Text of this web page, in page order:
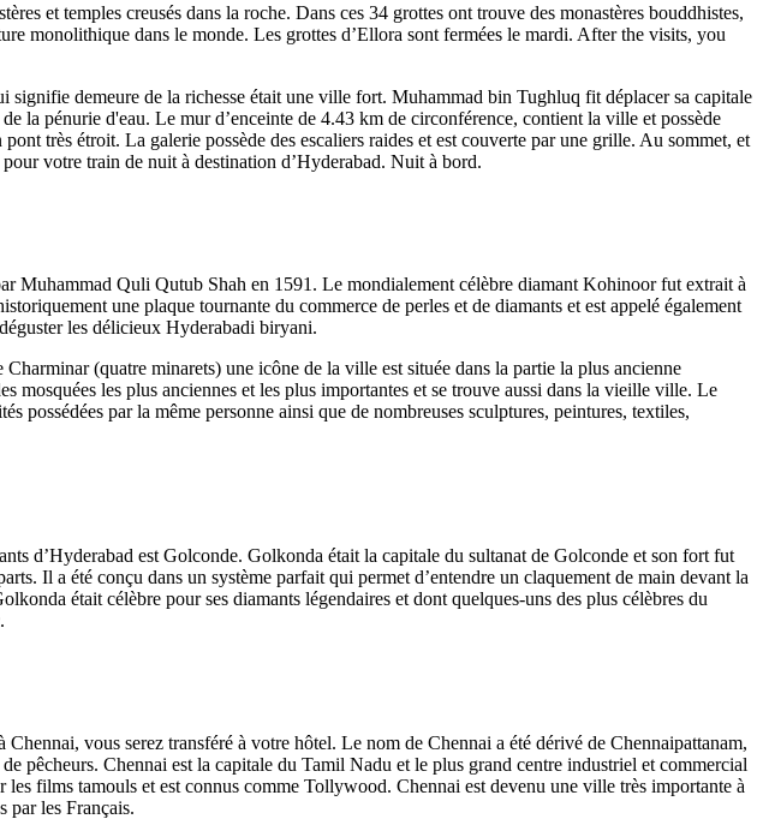
et temples creusés dans la roche. Dans ces 34 grottes ont trouve des monastères bouddhistes,
monolithique dans le monde. Les grottes d’Ellora sont fermées le mardi. After the visits, you
demeure de la richesse était une ville fort. Muhammad bin Tughluq fit déplacer sa capitale
la pénurie d'eau. Le mur d’enceinte de 4.43 km de circonférence, contient la ville et possède
très étroit. La galerie possède des escaliers raides et est couverte par une grille. Au sommet, et
votre train de nuit à destination d’Hyderabad. Nuit à bord.
Muhammad Quli Qutub Shah en 1591. Le mondialement célèbre diamant Kohinoor fut extrait à
une plaque tournante du commerce de perles et de diamants et est appelé également
les délicieux Hyderabadi biryani.
(quatre minarets) une icône de la ville est située dans la partie la plus ancienne
mosquées les plus anciennes et les plus importantes et se trouve aussi dans la vieille ville. Le
possédées par la même personne ainsi que de nombreuses sculptures, peintures, textiles,
d’Hyderabad est Golconde. Golkonda était la capitale du sultanat de Golconde et son fort fut
Il a été conçu dans un système parfait qui permet d’entendre un claquement de main devant la
était célèbre pour ses diamants légendaires et dont quelques-uns des plus célèbres du
vous serez transféré à votre hôtel. Le nom de Chennai a été dérivé de Chennaipattanam,
Chennai est la capitale du Tamil Nadu et le plus grand centre industriel et commercial
films tamouls et est connus comme Tollywood. Chennai est devenu une ville très importante à
par les Français.